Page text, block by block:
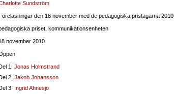
Sundström
den 18 november med de pedagogiska pristagarna 2010
priset, kommunikationsenheten
november 2010
1: Jonas Holmstrand
2: Jakob Johansson
3: Ingrid Ahnesjö